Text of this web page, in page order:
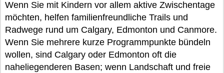
Wenn Sie mit Kindern vor allem aktive Zwischentage
möchten, helfen familienfreundliche Trails und
Radwege rund um Calgary, Edmonton und Canmore.
Wenn Sie mehrere kurze Programmpunkte bündeln
wollen, sind Calgary oder Edmonton oft die
naheliegenderen Basen; wenn Landschaft und freie